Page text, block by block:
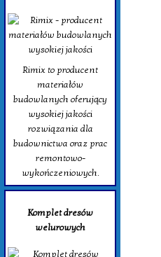
Rimix to producent
materiałów
budowlanych oferujący
wysokiej jakości
rozwiązania dla
budownictwa oraz prac
remontowo-
wykończeniowych.
Komplet dresów
welurowych